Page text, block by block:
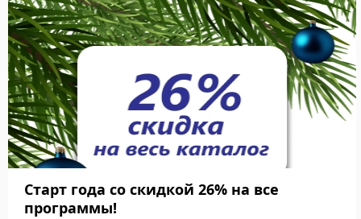
Подробнее
Старт года со скидкой 26% на все
программы!